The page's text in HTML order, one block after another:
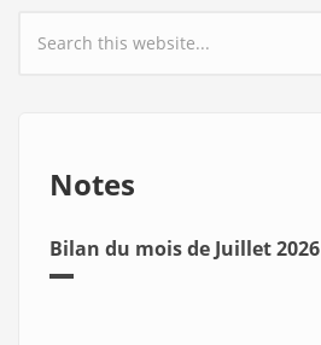
Search form
Notes
Bilan du mois de Juillet 2026